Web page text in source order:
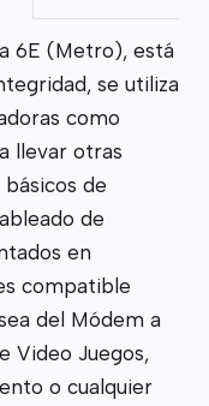
6E (Metro), está
se utiliza
como
llevar otras
de
de
en
compatible
del Módem a
Video Juegos,
o cualquier